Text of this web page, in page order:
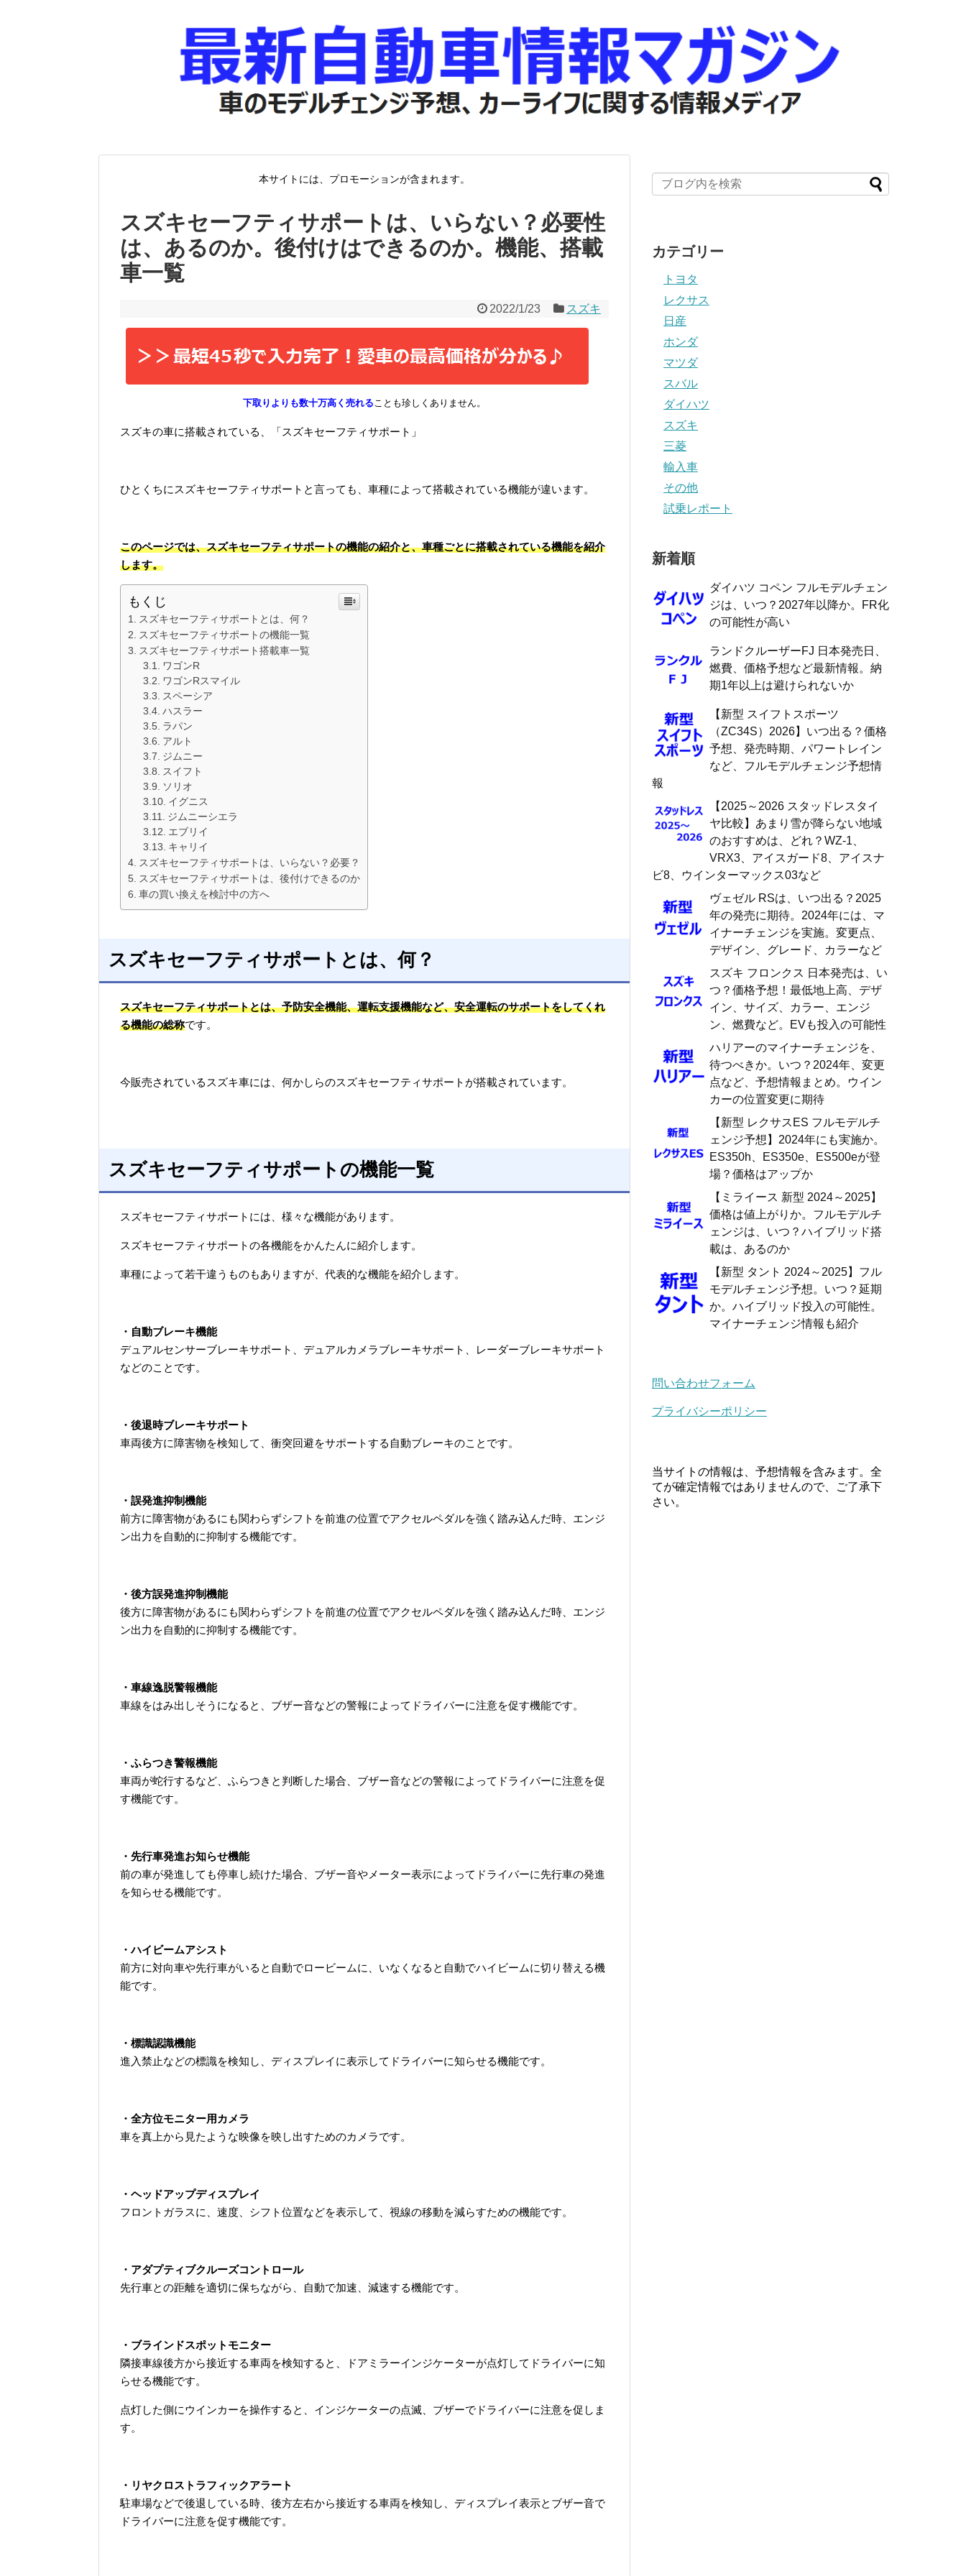
本サイトには、プロモーションが含まれます。
スズキセーフティサポートは、いらない？必要性
は、あるのか。後付けはできるのか。機能、搭載
車一覧
2022/1/23 スズキ
下取りよりも数十万高く売れることも珍しくありません。
スズキの車に搭載されている、「スズキセーフティサポート」
ひとくちにスズキセーフティサポートと言っても、車種によって搭載されている機能が違います。
このページでは、スズキセーフティサポートの機能の紹介と、車種ごとに搭載されている機能を紹介
します。
もくじ
スズキセーフティサポートとは、何？
スズキセーフティサポートの機能一覧
スズキセーフティサポート搭載車一覧
ワゴンR
ワゴンRスマイル
スペーシア
ハスラー
ラパン
アルト
ジムニー
スイフト
ソリオ
イグニス
ジムニーシエラ
エブリイ
キャリイ
スズキセーフティサポートは、いらない？必要？
スズキセーフティサポートは、後付けできるのか
車の買い換えを検討中の方へ
スズキセーフティサポートとは、何？
スズキセーフティサポートとは、予防安全機能、運転支援機能など、安全運転のサポートをしてくれ
る機能の総称です。
今販売されているスズキ車には、何かしらのスズキセーフティサポートが搭載されています。
スズキセーフティサポートの機能一覧
スズキセーフティサポートには、様々な機能があります。
スズキセーフティサポートの各機能をかんたんに紹介します。
車種によって若干違うものもありますが、代表的な機能を紹介します。
・自動ブレーキ機能
デュアルセンサーブレーキサポート、デュアルカメラブレーキサポート、レーダーブレーキサポート
などのことです。
・後退時ブレーキサポート
車両後方に障害物を検知して、衝突回避をサポートする自動ブレーキのことです。
・誤発進抑制機能
前方に障害物があるにも関わらずシフトを前進の位置でアクセルペダルを強く踏み込んだ時、エンジ
ン出力を自動的に抑制する機能です。
・後方誤発進抑制機能
後方に障害物があるにも関わらずシフトを前進の位置でアクセルペダルを強く踏み込んだ時、エンジ
ン出力を自動的に抑制する機能です。
・車線逸脱警報機能
車線をはみ出しそうになると、ブザー音などの警報によってドライバーに注意を促す機能です。
・ふらつき警報機能
車両が蛇行するなど、ふらつきと判断した場合、ブザー音などの警報によってドライバーに注意を促
す機能です。
・先行車発進お知らせ機能
前の車が発進しても停車し続けた場合、ブザー音やメーター表示によってドライバーに先行車の発進
を知らせる機能です。
・ハイビームアシスト
前方に対向車や先行車がいると自動でロービームに、いなくなると自動でハイビームに切り替える機
能です。
・標識認識機能
進入禁止などの標識を検知し、ディスプレイに表示してドライバーに知らせる機能です。
・全方位モニター用カメラ
車を真上から見たような映像を映し出すためのカメラです。
・ヘッドアップディスプレイ
フロントガラスに、速度、シフト位置などを表示して、視線の移動を減らすための機能です。
・アダプティブクルーズコントロール
先行車との距離を適切に保ちながら、自動で加速、減速する機能です。
・ブラインドスポットモニター
隣接車線後方から接近する車両を検知すると、ドアミラーインジケーターが点灯してドライバーに知
らせる機能です。
点灯した側にウインカーを操作すると、インジケーターの点滅、ブザーでドライバーに注意を促しま
す。
・リヤクロストラフィックアラート
駐車場などで後退している時、後方左右から接近する車両を検知し、ディスプレイ表示とブザー音で
ドライバーに注意を促す機能です。
カテゴリー
トヨタ
レクサス
日産
ホンダ
マツダ
スバル
ダイハツ
スズキ
三菱
輸入車
その他
試乗レポート
新着順
ダイハツ コペン フルモデルチェン
ジは、いつ？2027年以降か。FR化
の可能性が高い
ランドクルーザーFJ 日本発売日、
燃費、価格予想など最新情報。納
期1年以上は避けられないか
【新型 スイフトスポーツ
（ZC34S）2026】いつ出る？価格
予想、発売時期、パワートレイン
など、フルモデルチェンジ予想情
報
【2025～2026 スタッドレスタイ
ヤ比較】あまり雪が降らない地域
のおすすめは、どれ？WZ-1、
VRX3、アイスガード8、アイスナ
ビ8、ウインターマックス03など
ヴェゼル RSは、いつ出る？2025
年の発売に期待。2024年には、マ
イナーチェンジを実施。変更点、
デザイン、グレード、カラーなど
スズキ フロンクス 日本発売は、い
つ？価格予想！最低地上高、デザ
イン、サイズ、カラー、エンジ
ン、燃費など。EVも投入の可能性
ハリアーのマイナーチェンジを、
待つべきか。いつ？2024年、変更
点など、予想情報まとめ。ウイン
カーの位置変更に期待
【新型 レクサスES フルモデルチ
ェンジ予想】2024年にも実施か。
ES350h、ES350e、ES500eが登
場？価格はアップか
【ミライース 新型 2024～2025】
価格は値上がりか。フルモデルチ
ェンジは、いつ？ハイブリッド搭
載は、あるのか
【新型 タント 2024～2025】フル
モデルチェンジ予想。いつ？延期
か。ハイブリッド投入の可能性。
マイナーチェンジ情報も紹介
問い合わせフォーム
プライバシーポリシー
当サイトの情報は、予想情報を含みます。全
てが確定情報ではありませんので、ご了承下
さい。